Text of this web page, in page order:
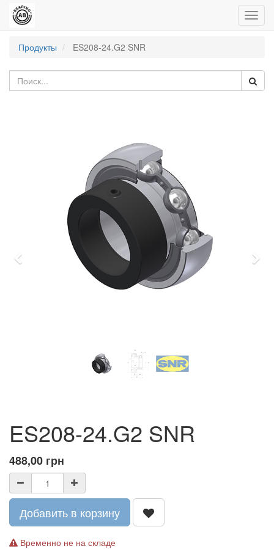
Продукты
ES208-24.G2 SNR
ES208-24.G2 SNR
488,00 грн
Добавить в корзину
Временно не на складе